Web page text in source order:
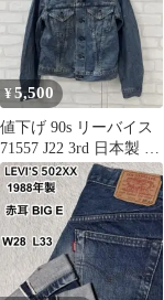
¥5,500
値下げ 90s リーバイス
71557 J22 3rd 日本製 G
ジャン デニム